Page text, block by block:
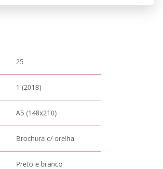
25
1 (2018)
A5 (148x210)
Brochura c/ orelha
Preto e branco